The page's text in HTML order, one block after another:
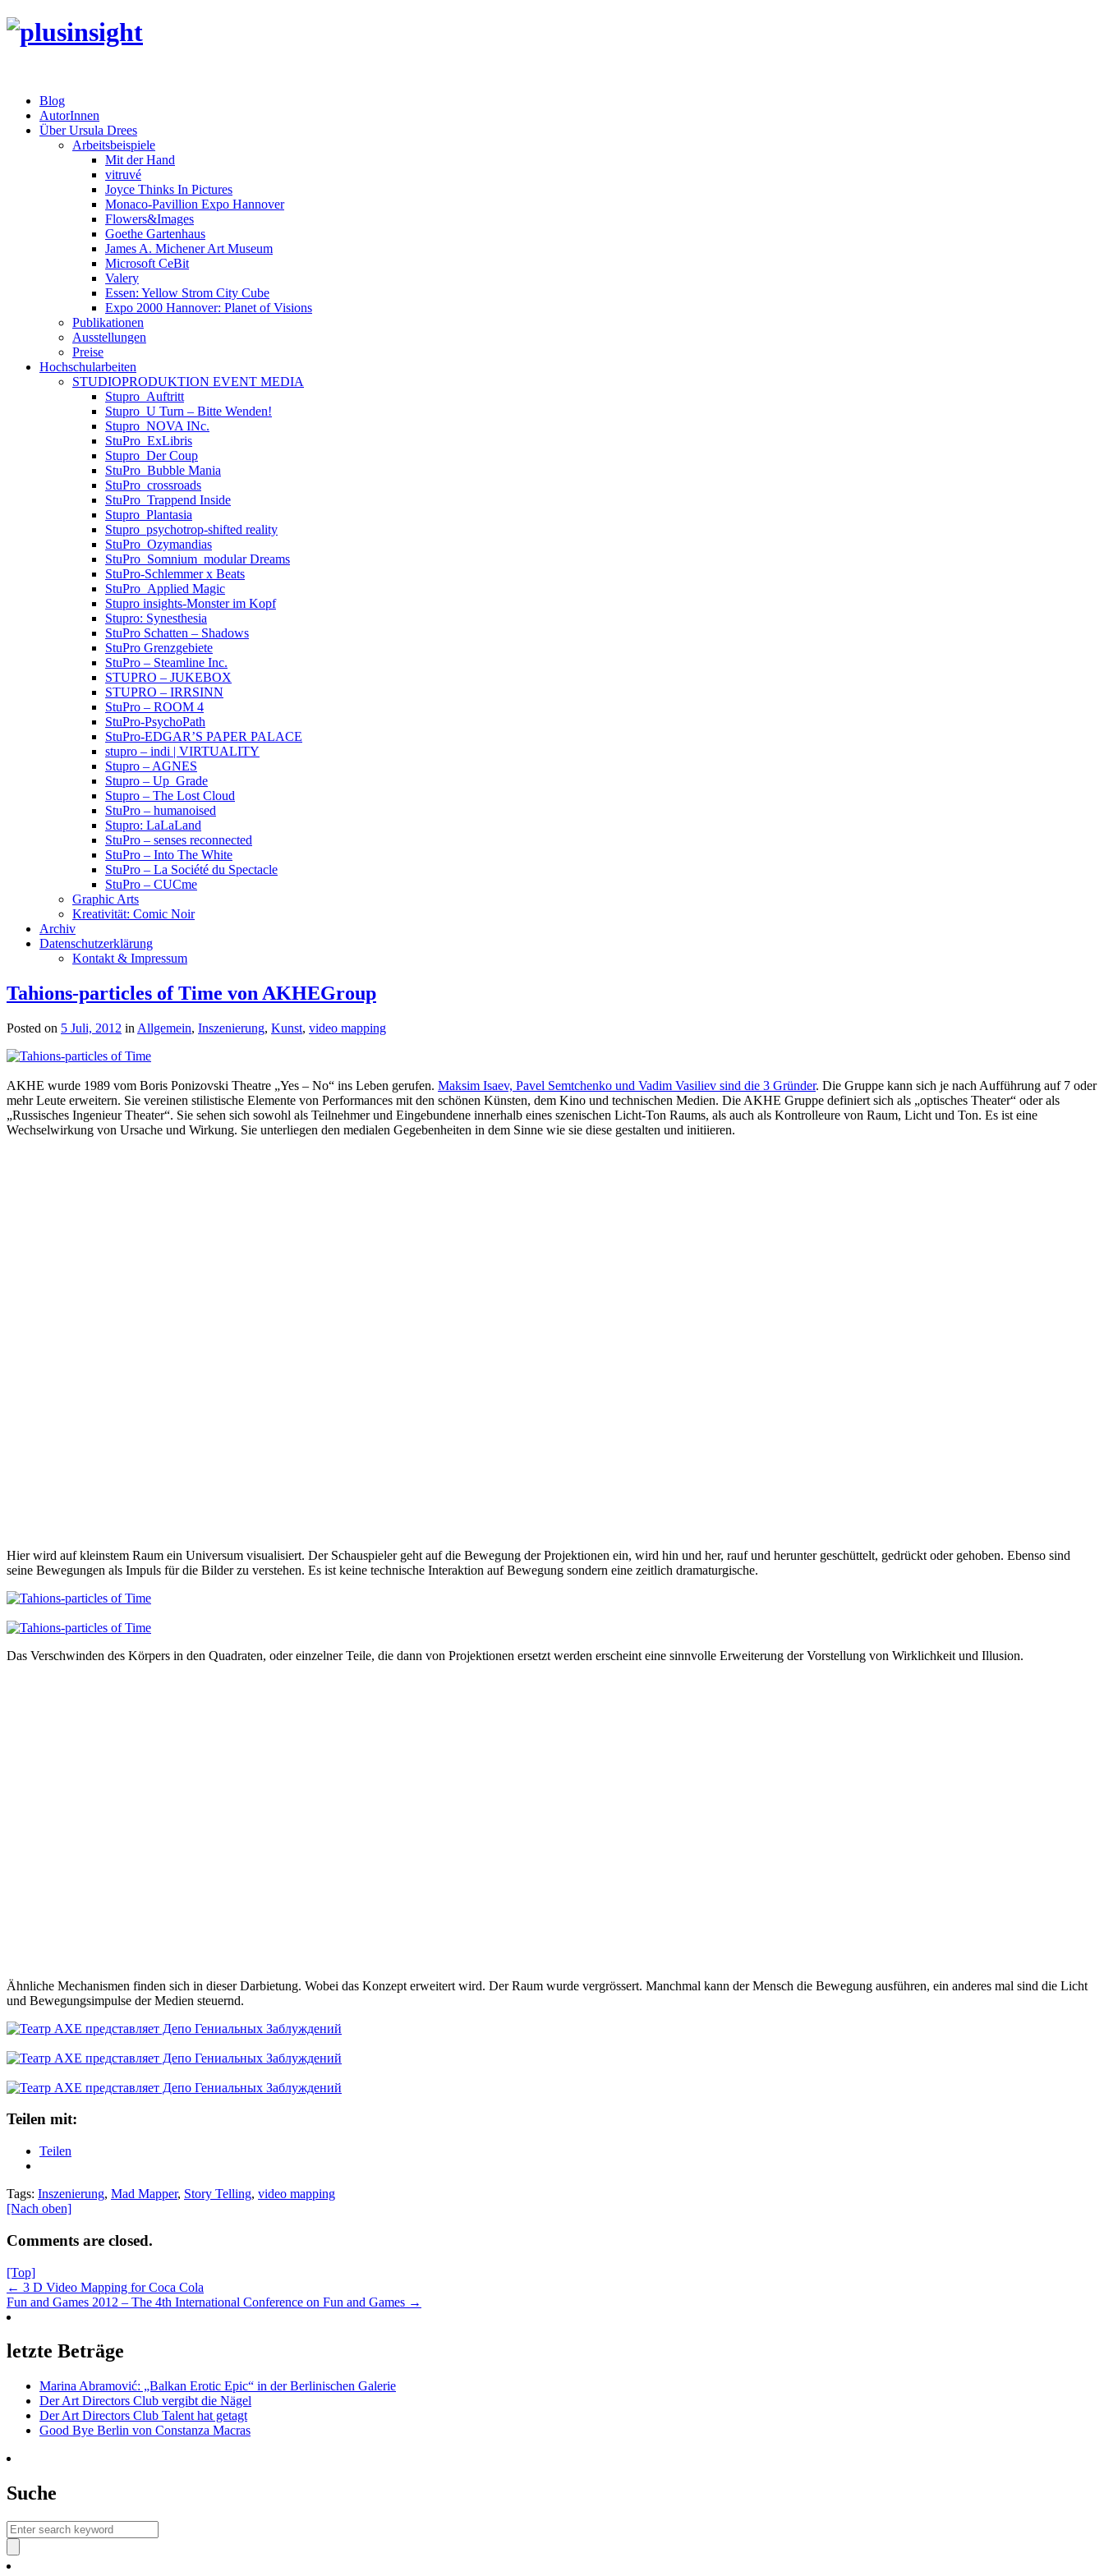
Blog
AutorInnen
Über Ursula Drees
Arbeitsbeispiele
Mit der Hand
vitruvé
Joyce Thinks In Pictures
Monaco-Pavillion Expo Hannover
Flowers&Images
Goethe Gartenhaus
James A. Michener Art Museum
Microsoft CeBit
Valery
Essen: Yellow Strom City Cube
Expo 2000 Hannover: Planet of Visions
Publikationen
Ausstellungen
Preise
Hochschularbeiten
STUDIOPRODUKTION EVENT MEDIA
Stupro_Auftritt
Stupro_U Turn – Bitte Wenden!
Stupro_NOVA INc.
StuPro_ExLibris
Stupro_Der Coup
StuPro_Bubble Mania
StuPro_crossroads
StuPro_Trappend Inside
Stupro_Plantasia
Stupro_psychotrop-shifted reality
StuPro_Ozymandias
StuPro_Somnium_modular Dreams
StuPro-Schlemmer x Beats
StuPro_Applied Magic
Stupro insights-Monster im Kopf
Stupro: Synesthesia
StuPro Schatten – Shadows
StuPro Grenzgebiete
StuPro – Steamline Inc.
STUPRO – JUKEBOX
STUPRO – IRRSINN
StuPro – ROOM 4
StuPro-PsychoPath
StuPro-EDGAR’S PAPER PALACE
stupro – indi | VIRTUALITY
Stupro – AGNES
Stupro – Up_Grade
Stupro – The Lost Cloud
StuPro – humanoised
Stupro: LaLaLand
StuPro – senses reconnected
StuPro – Into The White
StuPro – La Société du Spectacle
StuPro – CUCme
Graphic Arts
Kreativität: Comic Noir
Archiv
Datenschutzerklärung
Kontakt & Impressum
Tahions-particles of Time von AKHEGroup
Posted on 5 Juli, 2012 in Allgemein, Inszenierung, Kunst, video mapping
AKHE wurde 1989 vom Boris Ponizovski Theatre „Yes – No“ ins Leben gerufen. Maksim Isaev, Pavel Semtchenko und Vadim Vasiliev sind die 3 Gründer. Die Gruppe kann sich je nach Aufführung auf 7 oder
mehr Leute erweitern. Sie vereinen stilistische Elemente von Performances mit den schönen Künsten, dem Kino und technischen Medien. Die AKHE Gruppe definiert sich als „optisches Theater“ oder als
„Russisches Ingenieur Theater“. Sie sehen sich sowohl als Teilnehmer und Eingebundene innerhalb eines szenischen Licht-Ton Raums, als auch als Kontrolleure von Raum, Licht und Ton. Es ist eine
Wechselwirkung von Ursache und Wirkung. Sie unterliegen den medialen Gegebenheiten in dem Sinne wie sie diese gestalten und initiieren.
Hier wird auf kleinstem Raum ein Universum visualisiert. Der Schauspieler geht auf die Bewegung der Projektionen ein, wird hin und her, rauf und herunter geschüttelt, gedrückt oder gehoben. Ebenso sind
seine Bewegungen als Impuls für die Bilder zu verstehen. Es ist keine technische Interaktion auf Bewegung sondern eine zeitlich dramaturgische.
Das Verschwinden des Körpers in den Quadraten, oder einzelner Teile, die dann von Projektionen ersetzt werden erscheint eine sinnvolle Erweiterung der Vorstellung von Wirklichkeit und Illusion.
Ähnliche Mechanismen finden sich in dieser Darbietung. Wobei das Konzept erweitert wird. Der Raum wurde vergrössert. Manchmal kann der Mensch die Bewegung ausführen, ein anderes mal sind die Licht
und Bewegungsimpulse der Medien steuernd.
Teilen mit:
Teilen
Tags: Inszenierung, Mad Mapper, Story Telling, video mapping
[Nach oben]
Comments are closed.
[Top]
← 3 D Video Mapping for Coca Cola
Fun and Games 2012 – The 4th International Conference on Fun and Games →
letzte Beträge
Marina Abramović: „Balkan Erotic Epic“ in der Berlinischen Galerie
Der Art Directors Club vergibt die Nägel
Der Art Directors Club Talent hat getagt
Good Bye Berlin von Constanza Macras
Suche